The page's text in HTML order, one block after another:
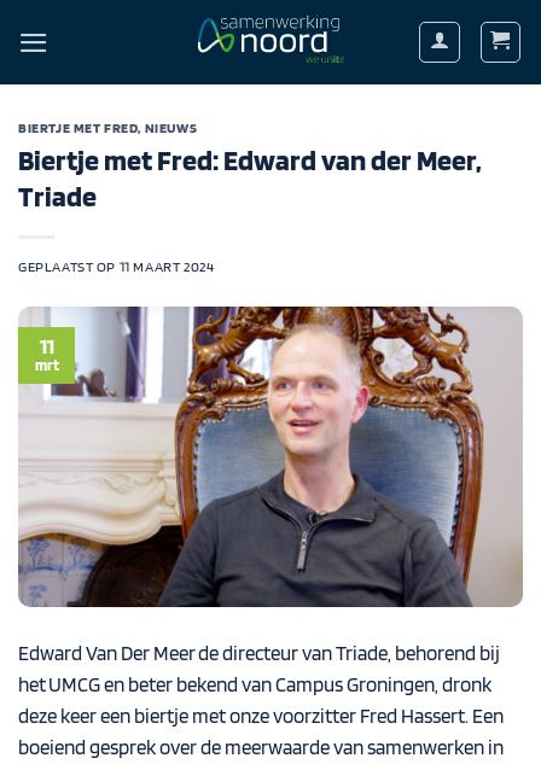
naar
BIERTJE MET FRED, NIEUWS
Biertje met Fred: Edward van der Meer,
Triade
GEPLAATST OP 11 MAART 2024
11
mrt
Edward Van Der Meerde directeur van Triade, behorend bij
hetUMCGen beter bekend vanCampus Groningen , dronk
deze keer een biertje met onze voorzitter Fred Hassert. Een
boeiend gesprek over de meerwaarde van samenwerken in